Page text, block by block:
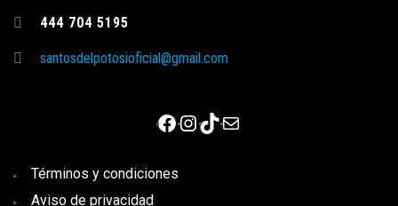
444 704 5195
santosdelpotosioficial@gmail.com
Facebook
Instagram
TikTok
Correo electrónico
Términos y condiciones
Aviso de privacidad